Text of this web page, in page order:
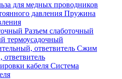
для медных проводников
Пружина
Разъем слаботочный
термоусадочный
Сжим
ответвитель
Система